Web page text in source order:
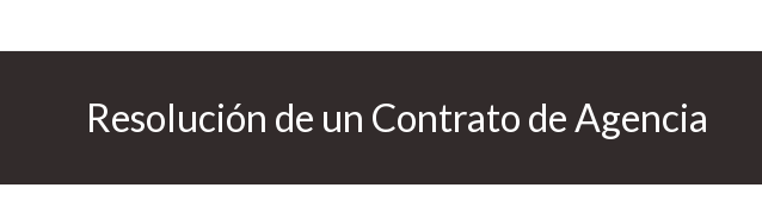
Resolución de un Contrato de Agencia